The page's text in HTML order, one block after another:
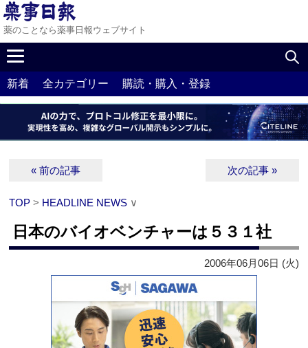
薬のことなら薬事日報ウェブサイト
新着 全カテゴリー 購読・購入・登録
« 前の記事 次の記事 »
TOP > HEADLINE NEWS ∨
日本のバイオベンチャーは５３１社
2006年06月06日 (火)